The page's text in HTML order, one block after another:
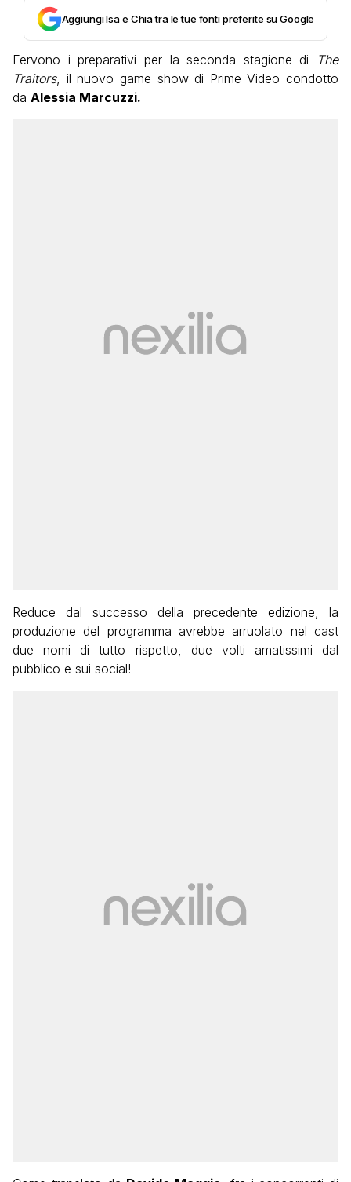
Aggiungi Isa e Chia tra le tue fonti preferite su Google
Fervono i preparativi per la seconda stagione di
The
Traitors, il nuovo game show di Prime Video condotto
da Alessia Marcuzzi.
Reduce dal successo della precedente edizione, la
produzione del programma avrebbe arruolato nel cast
due nomi di tutto rispetto, due volti amatissimi dal
pubblico e sui social!